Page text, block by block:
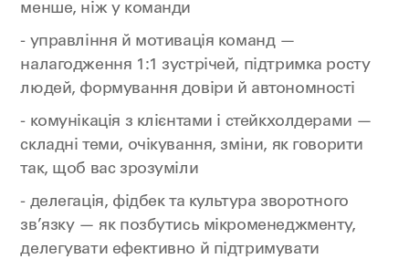
менше, ніж у команди
- управління й мотивація команд —
налагодження 1:1 зустрічей, підтримка росту
людей, формування довіри й автономності
- комунікація з клієнтами і стейкхолдерами —
складні теми, очікування, зміни, як говорити
так, щоб вас зрозуміли
- делегація, фідбек та культура зворотного
зв’язку — як позбутись мікроменеджменту,
делегувати ефективно й підтримувати